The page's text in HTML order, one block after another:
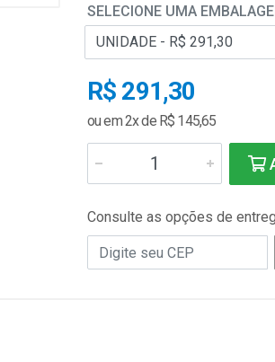
SELECIONE UMA
R$ 291,30
ou em 2x de R$ 145,65
Consulte as opções de